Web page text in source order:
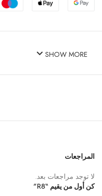
SHOW MORE
المراجعات
لا توجد مراجعات بعد.
كن أول من يقيم “R8”